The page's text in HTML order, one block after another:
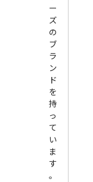
ー
ズ
の
ブ
ラ
ン
ド
を
持
っ
て
い
ま
す
。